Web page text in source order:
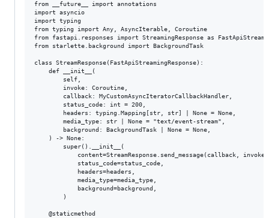
from __future__ import annotations
import asyncio
import typing
from typing import Any, AsyncIterable, Coroutine
from fastapi.responses import StreamingResponse as
from starlette.background import BackgroundTask
class StreamResponse(FastApiStreamingResponse):
    def __init__(
        self,
        invoke: Coroutine,
        callback: MyCustomAsyncIteratorCallbackHandler,
        status_code: int = 200,
        headers: typing.Mapping[str, str] | None = None,
        media_type: str | None = "text/event-stream",
        background: BackgroundTask | None = None,
    ) -> None:
        super().__init__(
content=StreamResponse.send_message(callback,
            status_code=status_code,
            headers=headers,
            media_type=media_type,
            background=background,
        )
    @staticmethod